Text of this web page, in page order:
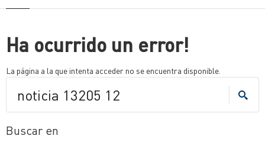
Ha ocurrido un error!
La página a la que intenta acceder no se encuentra disponible.
Buscar en